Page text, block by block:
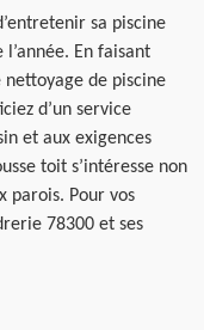
sa piscine
En faisant
de piscine
d’un service
et aux exigences
toit s’intéresse non
parois. Pour vos
78300 et ses